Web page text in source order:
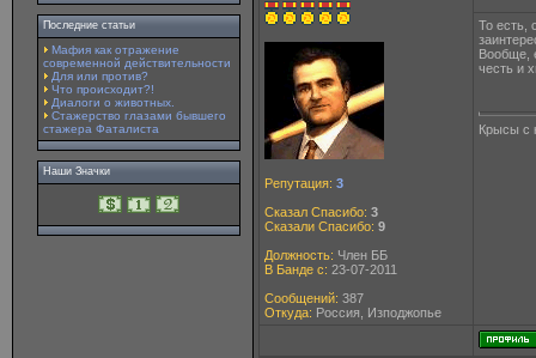
Последние статьи
Мафия как отражение
современной действительности
Для или против?
Что происходит?!
Диалоги о животных.
Стажерство глазами бывшего
стажера Фаталиста
Наши Значки
Репутация: 3
Сказал Спасибо: 3
Сказали Спасибо: 9
Должность: Член ББ
В Банде с: 23-07-2011
Сообщений: 387
Откуда: Россия, Изподжопье
То есть,
Вообще,
честь и
Крысы с